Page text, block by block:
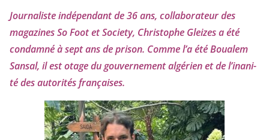
Journaliste indé­pen­dant de36ans, col­la­bo­ra­teur des
maga­zines So Foot et Society, Christophe Gleizesa été
condam­né à sept ans de pri­son. Comme l’a été Boualem
Sansal, il est otage du gou­ver­ne­ment algé­rien et de l’i­na­ni­
té des auto­ri­tés françaises.